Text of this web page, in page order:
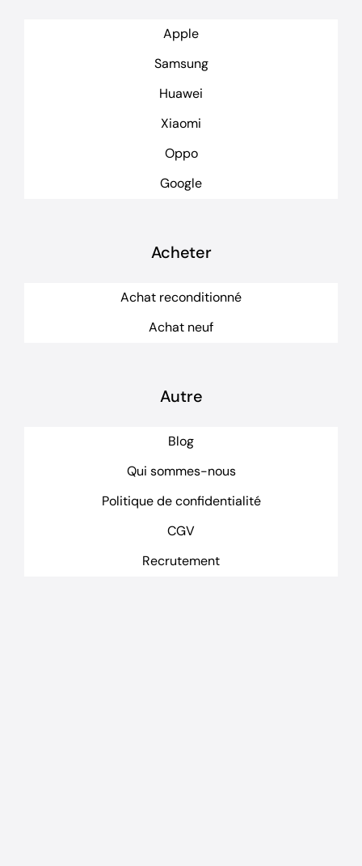
Apple
Samsung
Huawei
Xiaomi
Oppo
Google
Acheter
Achat reconditionné
Achat neuf
Autre
Blog
Qui sommes-nous
Politique de confidentialité
CGV
Recrutement